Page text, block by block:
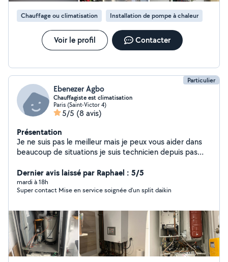
Chauffage ou climatisation Installation de pompe à chaleur
Voir le profil Contacter
Particulier
Ebenezer Agbo
Chauffagiste est climatisation
Paris (Saint-Victor 4)
5/5 (8 avis)
Présentation
Je ne suis pas le meilleur mais je peux vous aider dans
beaucoup de situations je suis technicien depuis pas
Dernier avis laissé par Raphael : 5/5
mardi à 18h
Super contact Mise en service soignée d’un split daikin